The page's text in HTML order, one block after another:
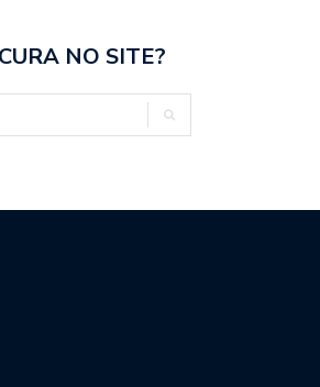
CONCEDIDAS EM MACEIÓ…
NO SITE?